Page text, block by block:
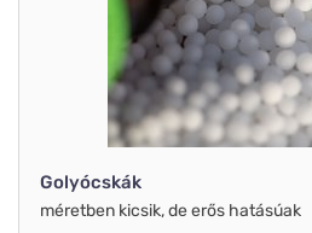
Golyócskák
méretben kicsik, de erős hatásúak